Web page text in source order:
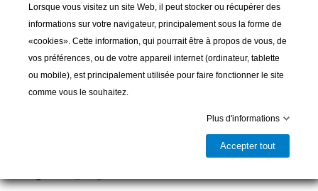
Lorsque vous visitez un site Web, il peut stocker ou récupérer des
informations sur votre navigateur, principalement sous la forme de
«cookies». Cette information, qui pourrait être à propos de vous, de
vos préférences, ou de votre appareil internet (ordinateur, tablette
ou mobile), est principalement utilisée pour faire fonctionner le site
comme vous le souhaitez.
Plus d'informations
Accepter tout